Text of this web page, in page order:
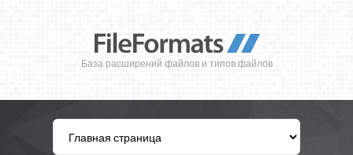
База расширений файлов и типов файлов